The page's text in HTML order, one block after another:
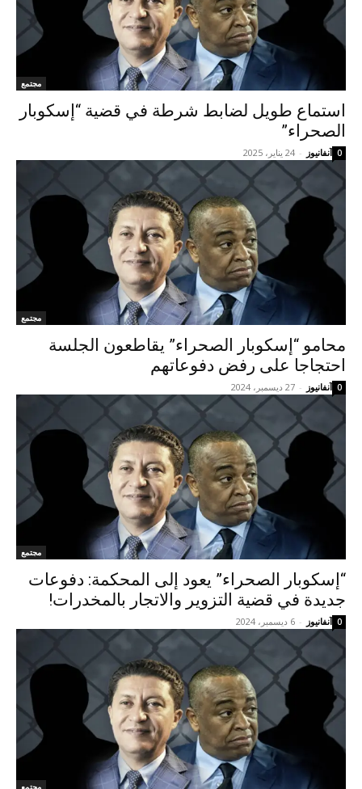
مجتمع
استماع طويل لضابط شرطة في قضية “إسكوبار
الصحراء”
آنفانيوز - 24 يناير، 2025 0
مجتمع
محامو “إسكوبار الصحراء” يقاطعون الجلسة
احتجاجا على رفض دفوعاتهم
آنفانيوز - 27 ديسمبر، 2024 0
مجتمع
“إسكوبار الصحراء” يعود إلى المحكمة: دفوعات
جديدة في قضية التزوير والاتجار بالمخدرات!
آنفانيوز - 6 ديسمبر، 2024 0
مجتمع